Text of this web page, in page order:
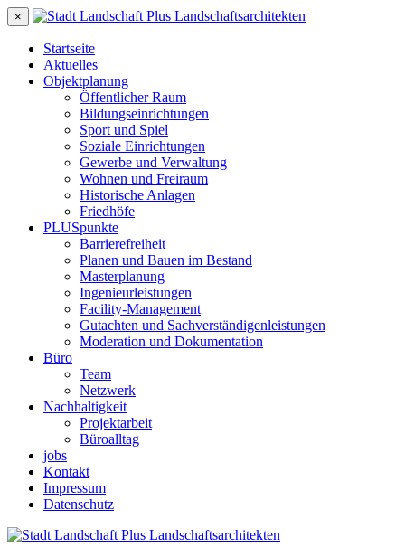
×
Startseite
Aktuelles
Objektplanung
Öffentlicher Raum
Bildungseinrichtungen
Sport und Spiel
Soziale Einrichtungen
Gewerbe und Verwaltung
Wohnen und Freiraum
Historische Anlagen
Friedhöfe
PLUSpunkte
Barrierefreiheit
Planen und Bauen im Bestand
Masterplanung
Ingenieurleistungen
Facility-Management
Gutachten und Sachverständigenleistungen
Moderation und Dokumentation
Büro
Team
Netzwerk
Nachhaltigkeit
Projektarbeit
Büroalltag
jobs
Kontakt
Impressum
Datenschutz